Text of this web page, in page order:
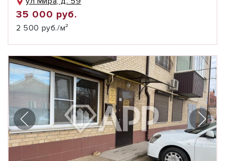
35 000 руб.
2 500 руб./м²